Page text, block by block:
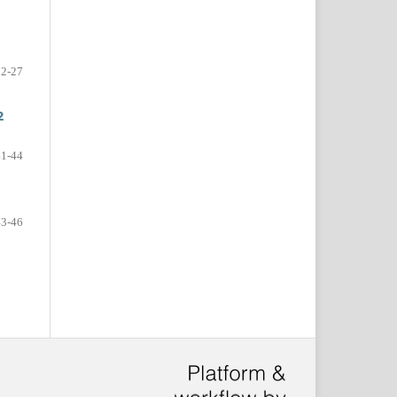
27
44
46